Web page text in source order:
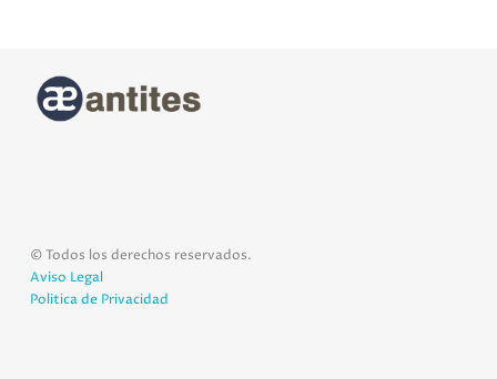
© Todos los derechos reservados.
Aviso Legal
Politica de Privacidad